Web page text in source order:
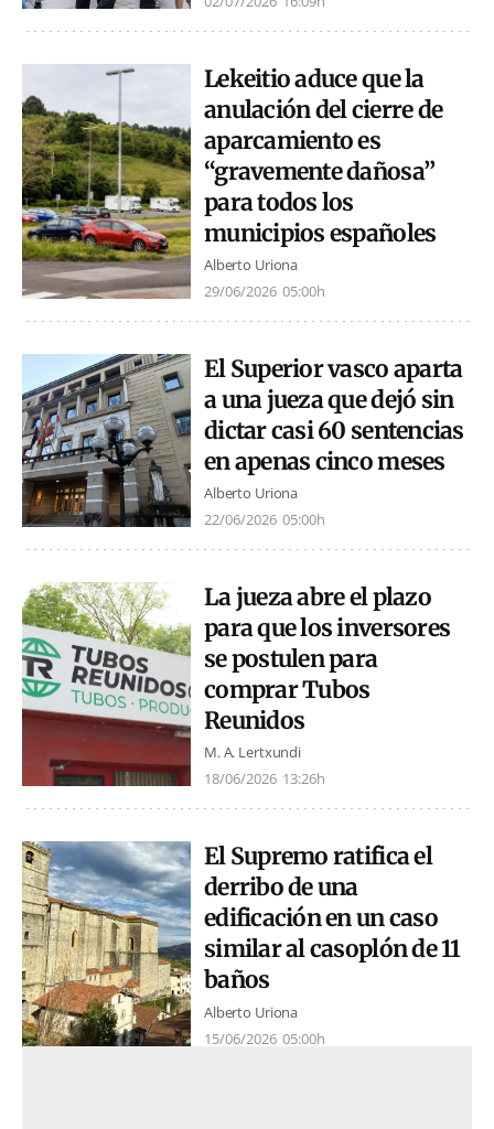
Lekeitio aduce que la
anulación del cierre de
aparcamiento es
“gravemente dañosa”
para todos los
municipios españoles
Alberto Uriona
29/06/2026 05:00h
El Superior vasco aparta
a una jueza que dejó sin
dictar casi 60 sentencias
en apenas cinco meses
Alberto Uriona
22/06/2026 05:00h
La jueza abre el plazo
para que los inversores
se postulen para
comprar Tubos
Reunidos
M. A. Lertxundi
18/06/2026 13:26h
El Supremo ratifica el
derribo de una
edificación en un caso
similar al casoplón de 11
baños
Alberto Uriona
15/06/2026 05:00h